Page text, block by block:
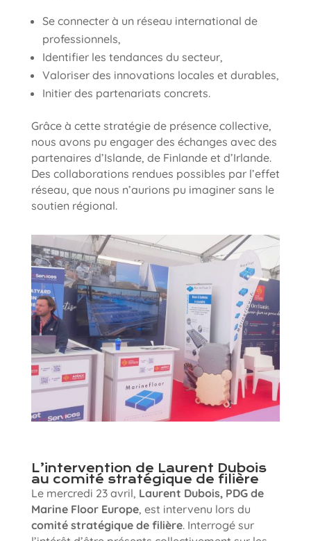
Se connecter à un réseau international de
professionnels,
Identifier les tendances du secteur,
Valoriser des innovations locales et durables,
Initier des partenariats concrets.
Grâce à cette stratégie de présence collective,
nous avons pu engager des échanges avec des
partenaires d’Islande, de Finlande et d’Irlande.
Des collaborations rendues possibles par l’effet
réseau, que nous n’aurions pu imaginer sans le
soutien régional.
L’intervention de Laurent Dubois
au comité stratégique de filière
Le mercredi 23 avril, Laurent Dubois, PDG de
Marine Floor Europe, est intervenu lors du
comité stratégique de filière. Interrogé sur